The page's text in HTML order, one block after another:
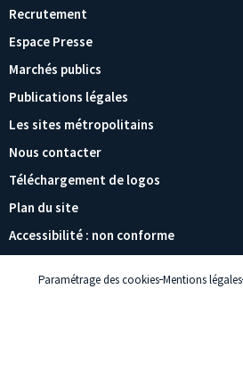
Recrutement
Espace Presse
Marchés publics
Publications légales
Les sites métropolitains
Nous contacter
Téléchargement de logos
Plan du site
Accessibilité : non conforme
Paramétrage des cookies Mentions légales